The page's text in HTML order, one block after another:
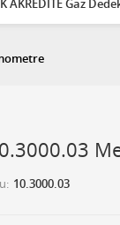
AKREDİTE Gaz
10.3000.03